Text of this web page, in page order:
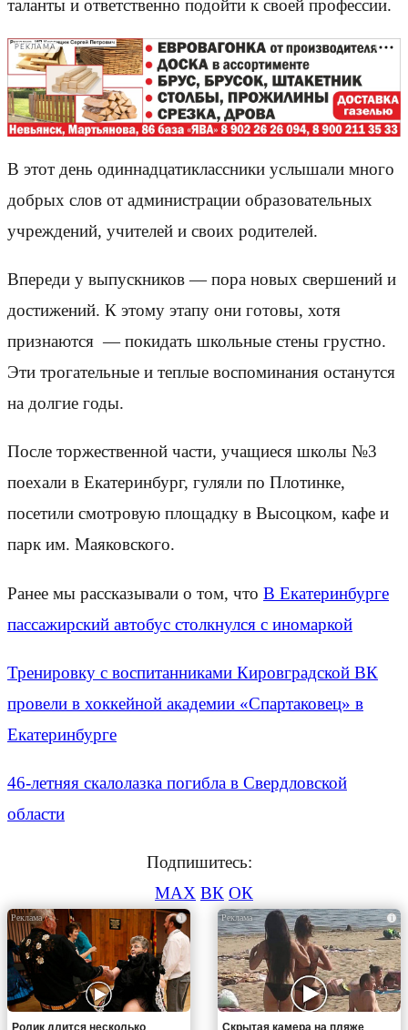
таланты и ответственно подойти к своей профессии.
РЕКЛАМА
В этот день одиннадцатиклассники услышали много
добрых слов от администрации образовательных
учреждений, учителей и своих родителей.
Впереди у выпускников — пора новых свершений и
достижений. К этому этапу они готовы, хотя
признаются — покидать школьные стены грустно.
Эти трогательные и теплые воспоминания останутся
на долгие годы.
После торжественной части, учащиеся школы №3
поехали в Екатеринбург, гуляли по Плотинке,
посетили смотровую площадку в Высоцком, кафе и
парк им. Маяковского.
Ранее мы рассказывали о том, что В Екатеринбурге
пассажирский автобус столкнулся с иномаркой
Тренировку с воспитанниками Кировградской ВК
провели в хоккейной академии «Спартаковец» в
Екатеринбурге
46-летняя скалолазка погибла в Свердловской
области
Подпишитесь:
MAX ВК ОК
i
Ролик длится несколько
i
Скрытая камера на пляже